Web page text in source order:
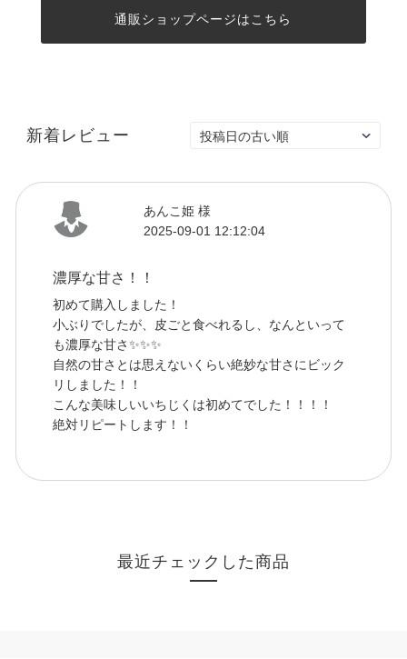
通販ショップページはこちら
新着レビュー
あんこ姫 様
2025-09-01 12:12:04
濃厚な甘さ！！
初めて購入しました！
小ぶりでしたが、皮ごと食べれるし、なんといって
も濃厚な甘さ✨✨✨
自然の甘さとは思えないくらい絶妙な甘さにビック
リしました！！
こんな美味しいいちじくは初めてでした！！！！
絶対リピートします！！
最近チェックした商品